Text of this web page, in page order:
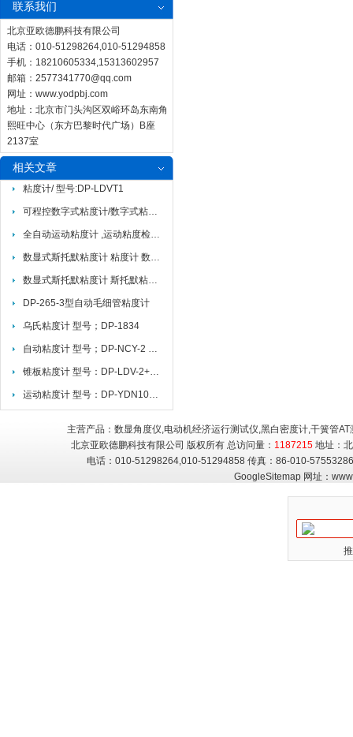
联系我们
北京亚欧德鹏科技有限公司
电话：010-51298264,010-51294858
手机：18210605334,15313602957
邮箱： 2577341770@qq.com
网址： www.yodpbj.com
地址：北京市门头沟区双峪环岛东南角
熙旺中心（东方巴黎时代广场）B座
2137室
相关文章
粘度计/ 型号:DP-LDVT1
可程控数字式粘度计/数字式粘度计
全自动运动粘度计 ,运动粘度检测仪特点 型号：DP-ZD6
数显式斯托默粘度计 粘度计 数显粘度计 斯托默粘度计
数显式斯托默粘度计 斯托默粘度计 粘度计
DP-265-3型自动毛细管粘度计
乌氏粘度计 型号；DP-1834
自动粘度计 型号；DP-NCY-2 概述
锥板粘度计 型号：DP-LDV-2+PRO 介绍
运动粘度计 型号：DP-YDN100 用途
主营产品：数显角度仪,电动机经济运行测试仪,黑白密度计,干簧管
北京亚欧德鹏科技有限公司 版权所有 总访问量： 1187215 地址：
电话：010-51298264,010-51294858 传真：86-010-
GoogleSitemap网址：